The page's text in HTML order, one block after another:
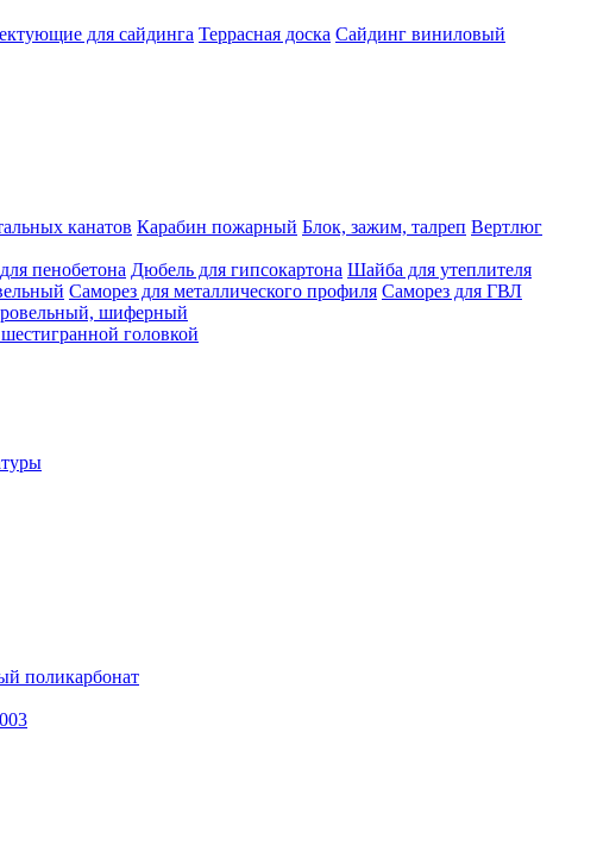
для сайдинга Террасная доска Сайдинг виниловый
канатов Карабин пожарный Блок, зажим, талреп Вертлюг
пенобетона Дюбель для гипсокартона Шайба для утеплителя
Саморез для металлического профиля Саморез для ГВЛ
шиферный
головкой
поликарбонат